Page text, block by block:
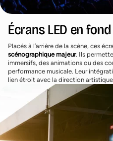
Écrans LED en
Placés à l’arrière de la scène, ces
scénographique majeur. Ils
immersifs, des animations ou des
performance musicale. Leur
lien étroit avec la direction